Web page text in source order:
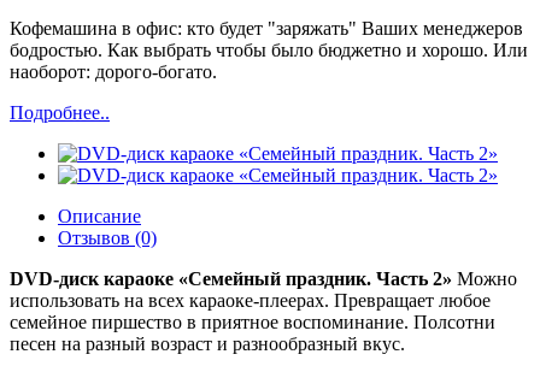
Кофемашина в офис: кто будет "заряжать" Ваших менеджеров
бодростью. Как выбрать чтобы было бюджетно и хорошо. Или
наоборот: дорого-богато.
Подробнее..
Описание
Отзывов (0)
DVD-диск караоке «Семейный праздник. Часть 2» Можно
использовать на всех караоке-плеерах. Превращает любое
семейное пиршество в приятное воспоминание. Полсотни
песен на разный возраст и разнообразный вкус.